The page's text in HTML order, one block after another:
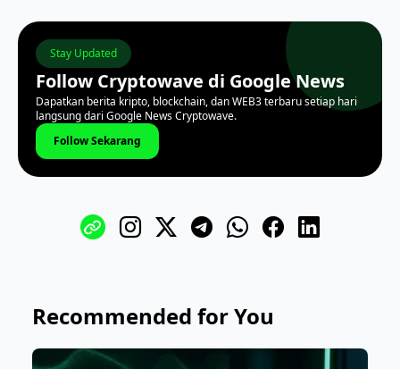
Stay Updated
Follow Cryptowave di Google News
Dapatkan berita kripto, blockchain, dan WEB3 terbaru setiap hari
langsung dari Google News Cryptowave.
Follow Sekarang
Recommended for You